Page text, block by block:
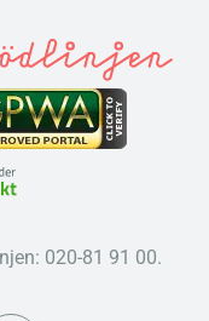
020-81 91 00.